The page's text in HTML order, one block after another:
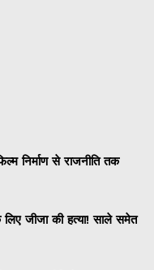
निर्माण से राजनीति तक
जीजा की हत्या! साले समेत